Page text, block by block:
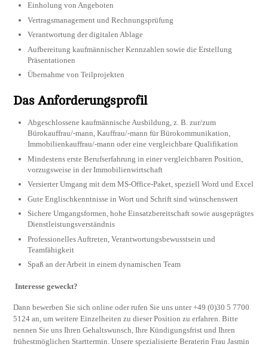
Einholung von Angeboten
Vertragsmanagement und Rechnungsprüfung
Verantwortung der digitalen Ablage
Aufbereitung kaufmännischer Kennzahlen sowie die Erstellung
Präsentationen
Übernahme von Teilprojekten
Das Anforderungsprofil
Abgeschlossene kaufmännische Ausbildung, z. B. zur/zum
Bürokauffrau/-mann, Kauffrau/-mann für Bürokommunikation,
Immobilienkauffrau/-mann oder eine vergleichbare Qualifikation
Mindestens erste Berufserfahrung in einer vergleichbaren Position,
vorzugsweise in der Immobilienwirtschaft
Versierter Umgang mit dem MS-Office-Paket, speziell Word und Excel
Gute Englischkenntnisse in Wort und Schrift sind wünschenswert
Sichere Umgangsformen, hohe Einsatzbereitschaft sowie ausgeprägtes
Dienstleistungsverständnis
Professionelles Auftreten, Verantwortungsbewusstsein und
Teamfähigkeit
Spaß an der Arbeit in einem dynamischen Team
Interesse geweckt?
Dann bewerben Sie sich online oder rufen Sie uns unter +49 (0)30 5 7700
5124 an, um weitere Einzelheiten zu dieser Position zu erfahren. Bitte
nennen Sie uns Ihren Gehaltswunsch, Ihre Kündigungsfrist und Ihren
frühestmöglichen Starttermin. Unsere spezialisierte Beraterin Frau Jasmin